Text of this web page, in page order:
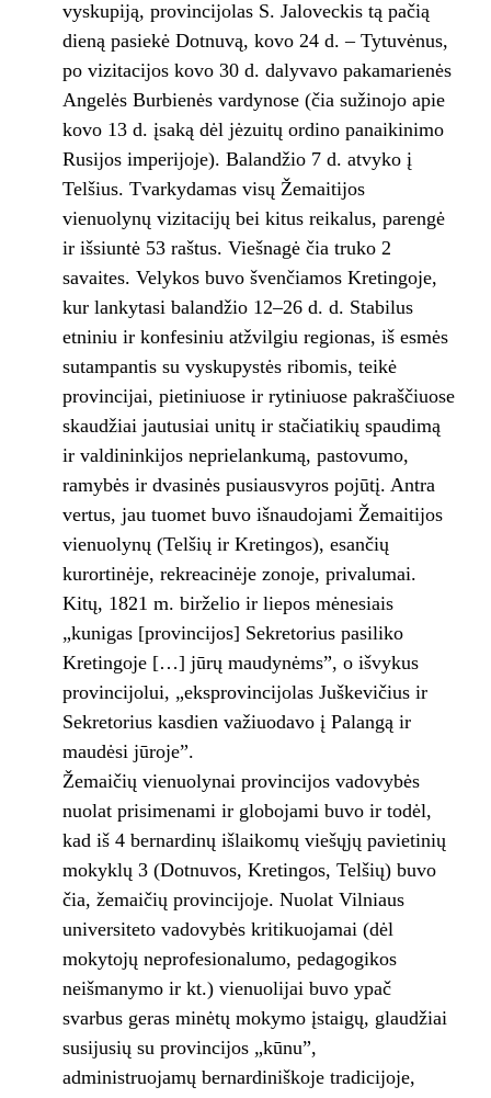
vyskupiją, provincijolas S. Jaloveckis tą pačią
dieną pasiekė Dotnuvą, kovo 24 d. – Tytuvėnus,
po vizitacijos kovo 30 d. dalyvavo pakamarienės
Angelės Burbienės vardynose (čia sužinojo apie
kovo 13 d. įsaką dėl jėzuitų ordino panaikinimo
Rusijos imperijoje). Balandžio 7 d. atvyko į
Telšius. Tvarkydamas visų Žemaitijos
vienuolynų vizitacijų bei kitus reikalus, parengė
ir išsiuntė 53 raštus. Viešnagė čia truko 2
savaites. Velykos buvo švenčiamos Kretingoje,
kur lankytasi balandžio 12–26 d. d. Stabilus
etniniu ir konfesiniu atžvilgiu regionas, iš esmės
sutampantis su vyskupystės ribomis, teikė
provincijai, pietiniuose ir rytiniuose pakraščiuose
skaudžiai jautusiai unitų ir stačiatikių spaudimą
ir valdininkijos neprielankumą, pastovumo,
ramybės ir dvasinės pusiausvyros pojūtį. Antra
vertus, jau tuomet buvo išnaudojami Žemaitijos
vienuolynų (Telšių ir Kretingos), esančių
kurortinėje, rekreacinėje zonoje, privalumai.
Kitų, 1821 m. birželio ir liepos mėnesiais
„kunigas [provincijos] Sekretorius pasiliko
Kretingoje […] jūrų maudynėms”, o išvykus
provincijolui, „eksprovincijolas Juškevičius ir
Sekretorius kasdien važiuodavo į Palangą ir
maudėsi jūroje”.
Žemaičių vienuolynai provincijos vadovybės
nuolat prisimenami ir globojami buvo ir todėl,
kad iš 4 bernardinų išlaikomų viešųjų pavietinių
mokyklų 3 (Dotnuvos, Kretingos, Telšių) buvo
čia, žemaičių provincijoje. Nuolat Vilniaus
universiteto vadovybės kritikuojamai (dėl
mokytojų neprofesionalumo, pedagogikos
neišmanymo ir kt.) vienuolijai buvo ypač
svarbus geras minėtų mokymo įstaigų, glaudžiai
susijusių su provincijos „kūnu”,
administruojamų bernardiniškoje tradicijoje,